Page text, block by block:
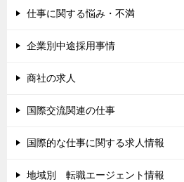
仕事に関する悩み・不満
企業別中途採用事情
商社の求人
国際交流関連の仕事
国際的な仕事に関する求人情報
地域別 転職エージェント情報